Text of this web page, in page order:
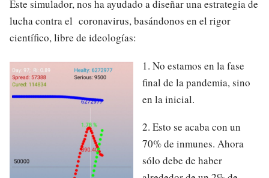
Este simulador, nos ha ayudado a ​diseñar una estrategia de
lucha contra el coronavirus​, basándonos en el rigor
científico, libre de ideologías:
1. No ​estamos en la fase​
final de la pandemia, sino
en la ​inicial.
2. Esto ​se acaba con un
70% de inmunes​. ​Ahora ​
sólo debe de haber